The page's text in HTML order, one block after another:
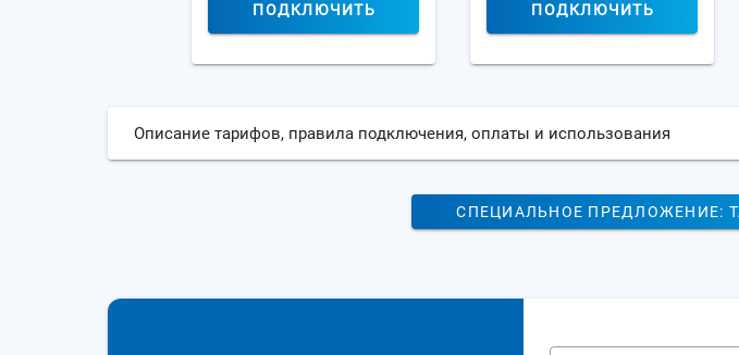
ПОДКЛЮЧИТЬ ПОДКЛЮЧИТЬ
Описание тарифов, правила подключения, оплаты и использования
СПЕЦИАЛЬНОЕ ПРЕДЛОЖЕНИЕ: